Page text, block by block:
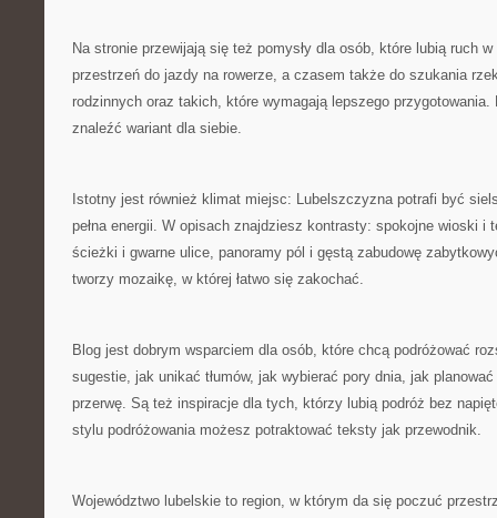
Na stronie przewijają się też pomysły dla osób, które lubią ruch
przestrzeń do jazdy na rowerze, a czasem także do szukania
rodzinnych oraz takich, które wymagają lepszego
znaleźć wariant dla siebie.
Istotny jest również klimat miejsc: Lubelszczyzna potrafi być
pełna energii. W opisach znajdziesz kontrasty: spokojne wioski i
ścieżki i gwarne ulice, panoramy pól i gęstą zabudowę
tworzy mozaikę, w której łatwo się zakochać.
Blog jest dobrym wsparciem dla osób, które chcą podróżować
sugestie, jak unikać tłumów, jak wybierać pory dnia, jak
przerwę. Są też inspiracje dla tych, którzy lubią podróż bez
stylu podróżowania możesz potraktować teksty jak przewodnik.
Województwo lubelskie to region, w którym da się poczuć